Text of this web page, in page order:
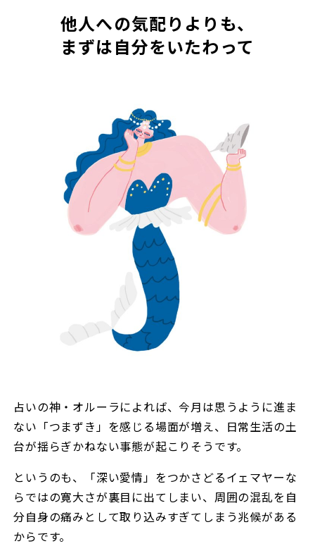
他人への気配りよりも、
まずは自分をいたわって
占いの神・オルーラによれば、今月は思うように進ま
ない「つまずき」を感じる場面が増え、日常生活の土
台が揺らぎかねない事態が起こりそうです。
というのも、「深い愛情」をつかさどるイェマヤーな
らではの寛大さが裏目に出てしまい、周囲の混乱を自
分自身の痛みとして取り込みすぎてしまう兆候がある
からです。